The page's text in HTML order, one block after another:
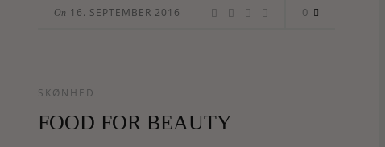
On 16. SEPTEMBER 2016 0
SKØNHED
FOOD FOR BEAUTY